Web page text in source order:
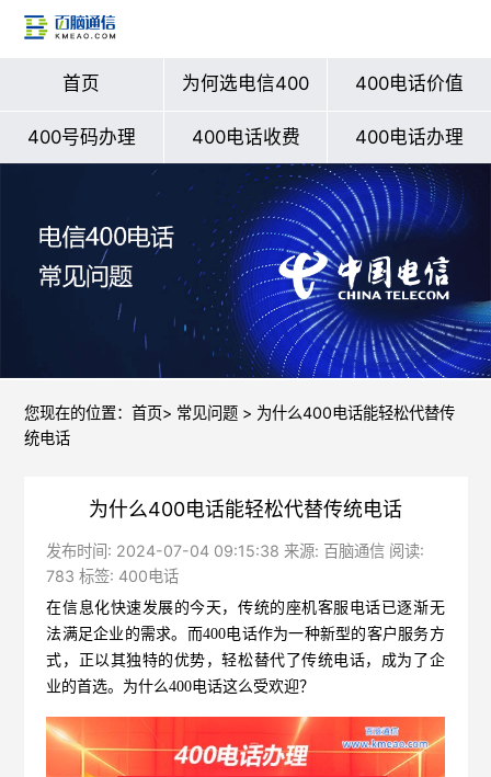
首页 为何选电信400 400电话价值
400号码办理 400电话收费 400电话办理
您现在的位置： 首页> 常见问题> 为什么400电话能轻松代替传
统电话
为什么400电话能轻松代替传统电话
发布时间: 2024-07-04 09:15:38 来源: 百脑通信 阅读:
783 标签: 400电话
在信息化快速发展的今天，传统的座机客服电话已逐渐无
法满足企业的需求。而400电话作为一种新型的客户服务方
式，正以其独特的优势，轻松替代了传统电话，成为了企
业的首选。为什么400电话这么受欢迎？